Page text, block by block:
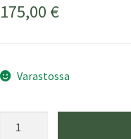
175,00 €
Varastossa